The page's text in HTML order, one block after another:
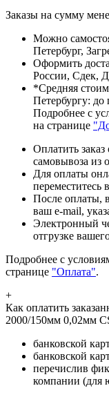
Заказы на сумму
Можно
Петербург,
Оформить
России, Сдек,
*Средняя
Петербургу: до
Подробнее с
на странице
Оплатить
самовывоза из
Для оплаты
переместитесь
После оплаты,
ваш e-mail,
Электронный
отгрузке
Подробнее с
странице "Оплата".
+
Как оплатить
2000/150мм 0,02мм
банковской
банковской
перечислив
компании (для